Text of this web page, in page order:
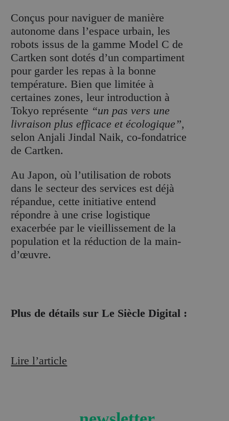
Conçus pour naviguer de manière
autonome dans l’espace urbain, les
robots issus de la gamme Model C de
Cartken sont dotés d’un compartiment
pour garder les repas à la bonne
température. Bien que limitée à
certaines zones, leur introduction à
Tokyo représente “un pas vers une
livraison plus efficace et écologique”,
selon Anjali Jindal Naik, co-fondatrice
de Cartken.
Au Japon, où l’utilisation de robots
dans le secteur des services est déjà
répandue, cette initiative entend
répondre à une crise logistique
exacerbée par le vieillissement de la
population et la réduction de la main-
d’œuvre.
Plus de détails sur Le Siècle Digital :
Lire l’article